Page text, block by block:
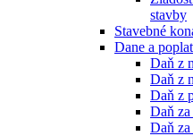
stavby
Stavebné
Dane a
Daň z
Daň z
Daň z
Daň
Daň za